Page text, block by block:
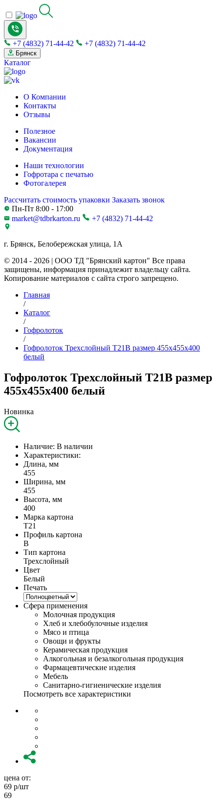
+7 (4832) 71-44-42 +7 (4832) 71-44-42
Брянск
Каталог
О Компании
Контакты
Отзывы
Полезное
Вакансии
Документация
Наши технологии
Гофротара с печатью
Фотогалерея
Рассчитать стоимость упаковки Заказать звонок
Пн-Пт 8:00 - 17:00
market@tdbrkarton.ru
+7 (4832) 71-44-42
г. Брянск, Белобережская улица, 1А
© 2014 - 2026 | ООО ТД "Брянский картон" Все права
защищены, информация принадлежит владельцу сайта.
Копирование материалов с сайта строго запрещено.
Главная
/
Каталог
/
Гофролоток
/
Гофролоток Трехслойный Т21B размер 455x455x400
белый
Гофролоток Трехслойный Т21B размер
455x455x400 белый
Новинка
Наличие: В наличии
Характеристики:
Длина, мм
455
Ширина, мм
455
Высота, мм
400
Марка картона
Т21
Профиль картона
B
Тип картона
Трехслойный
Цвет
Белый
Печать
Сфера применения
Молочная продукция
Хлеб и хлебобулочные изделия
Мясо и птица
Овощи и фрукты
Керамическая продукция
Алкогольная и безалкогольная продукция
Фармацевтические изделия
Мебель
Санитарно-гигиенические изделия
Посмотреть все характеристики
цена от:
69 р/шт
69